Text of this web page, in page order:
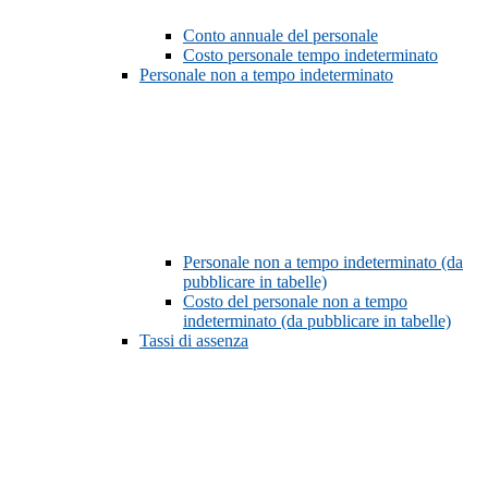
Conto annuale del personale
Costo personale tempo indeterminato
Personale non a tempo indeterminato
Personale non a tempo indeterminato (da
pubblicare in tabelle)
Costo del personale non a tempo
indeterminato (da pubblicare in tabelle)
Tassi di assenza